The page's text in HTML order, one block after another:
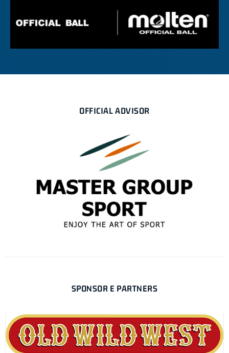
OFFICIAL ADVISOR
SPONSOR E PARTNERS